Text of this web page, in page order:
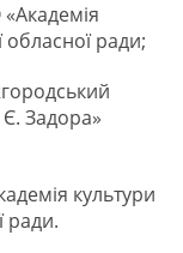
обласної ради;
Задора»
культури
ради.